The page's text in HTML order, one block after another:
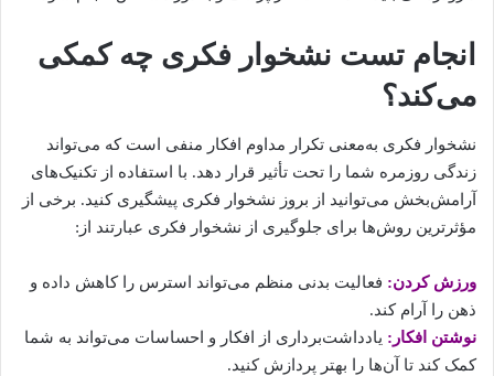
انجام تست نشخوار فکری چه کمکی
می‌کند؟
نشخوار فکری به‌معنی تکرار مداوم افکار منفی است که می‌تواند
زندگی روزمره شما را تحت تأثیر قرار دهد. با استفاده از تکنیک‌های
آرامش‌بخش می‌توانید از بروز نشخوار فکری پیشگیری کنید. برخی از
مؤثرترین روش‌ها برای جلوگیری از نشخوار فکری عبارتند از:
ورزش کردن: فعالیت بدنی منظم می‌تواند استرس را کاهش داده و
ذهن را آرام کند.
نوشتن افکار: یادداشت‌برداری از افکار و احساسات می‌تواند به شما
کمک کند تا آن‌ها را بهتر پردازش کنید.